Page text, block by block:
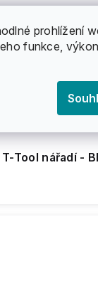
prohlížení
funkce,
T-Tool nářadí -